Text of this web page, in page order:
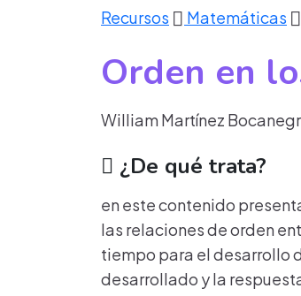
Recursos Matemáticas
Orden en
William Martínez
¿De qué trata?
en este contenido
las relaciones de orden
tiempo para el desarrollo
desarrollado y la